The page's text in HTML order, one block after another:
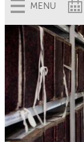
MENU